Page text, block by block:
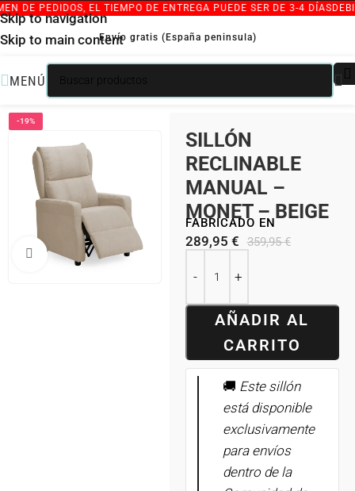
Skip to navigation
Skip to main content
DE PEDIDOS, EL TIEMPO DE ENTREGA PUEDE SER DE 3-4 DÍAS
Envío gratis (España peninsula)
MENÚ
INICIO SILLONES INDIVIDUALES
-19%
Clic para ampliar
SILLÓN
RECLINABLE
MANUAL –
MONET – BEIGE
FABRICADO EN
359,95€
289,95 €
AÑADIR AL
CARRITO
🚚 Este sillón
está disponible
exclusivamente
para envíos
dentro de la